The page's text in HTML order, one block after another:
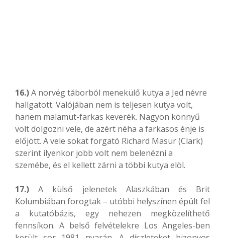
16.)A norvég táborból menekülő kutya a Jed névre
hallgatott. Valójában nem is teljesen kutya volt,
hanem malamut-farkas keverék. Nagyon könnyű
volt dolgozni vele, de azért néha a farkasos énje is
előjött. A vele sokat forgató Richard Masur (Clark)
szerint ilyenkor jobb volt nem belenézni a
szemébe, és el kellett zárni a többi kutya elöl.
17.)A külső jelenetek Alaszkában és Brit
Kolumbiában forogtak – utóbbi helyszínen épült fel
a kutatóbázis, egy nehezen megközelíthető
fennsíkon. A belső felvételekre Los Angeles-ben